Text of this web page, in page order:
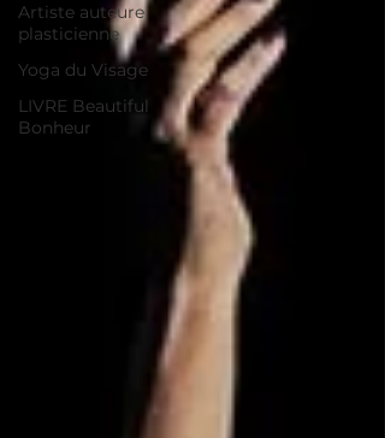
Artiste auteure
plasticienne
Yoga du Visage
LIVRE Beautiful
Bonheur